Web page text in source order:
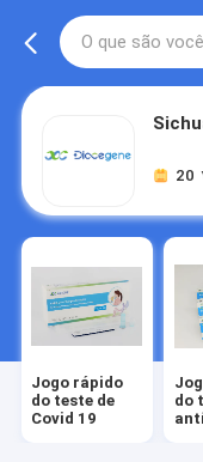
20
Jogo rápido
do teste de
Covid 19
do